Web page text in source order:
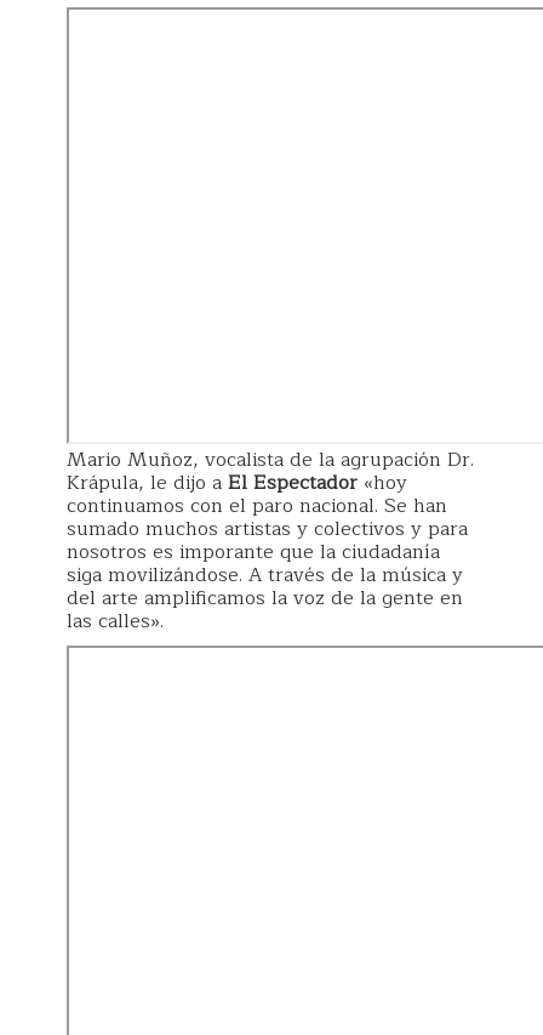
Mario Muñoz, vocalista de la agrupación Dr.
Krápula, le dijo aEl Espectador «hoy
continuamos con el paro nacional. Se han
sumado muchos artistas y colectivos y para
nosotros es imporante que la ciudadanía
siga movilizándose. A través de la música y
del arte amplificamos la voz de la gente en
las calles».